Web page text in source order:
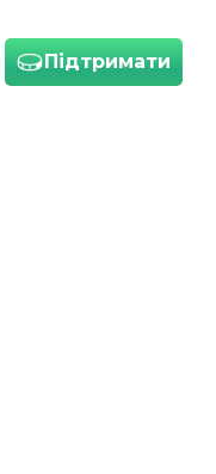
Підтримати